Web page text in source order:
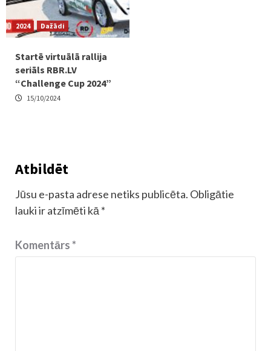
2024 Dažādi
Startē virtuālā rallija
seriāls RBR.LV
“Challenge Cup 2024”
15/10/2024
Atbildēt
Jūsu e-pasta adrese netiks publicēta. Obligātie
lauki ir atzīmēti kā *
Komentārs*